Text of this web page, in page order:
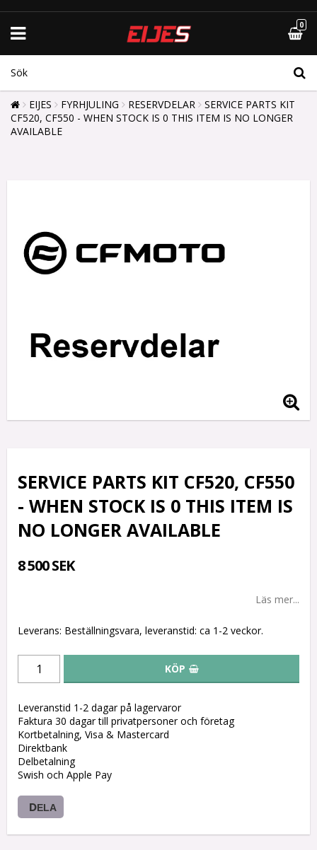
0
EIJES FYRHJULING RESERVDELAR
SERVICE PARTS KIT
CF520, CF550 - WHEN STOCK IS 0 THIS ITEM IS NO LONGER
AVAILABLE
SERVICE PARTS KIT CF520, CF550
- WHEN STOCK IS 0 THIS ITEM IS
NO LONGER AVAILABLE
8 500 SEK
Läs mer...
Leverans: Beställningsvara, leveranstid: ca 1-2 veckor.
KÖP
Leveranstid 1-2 dagar på lagervaror
Faktura 30 dagar till privatpersoner och företag
Kortbetalning, Visa & Mastercard
Direktbank
Delbetalning
Swish och Apple Pay
DELA